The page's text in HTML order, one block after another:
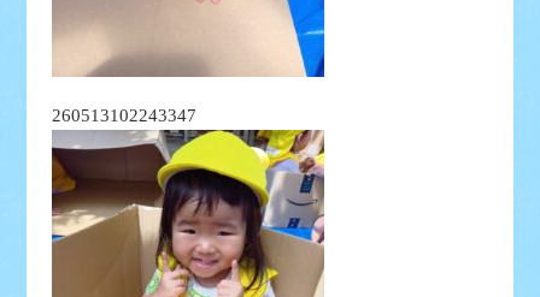
260513102243347